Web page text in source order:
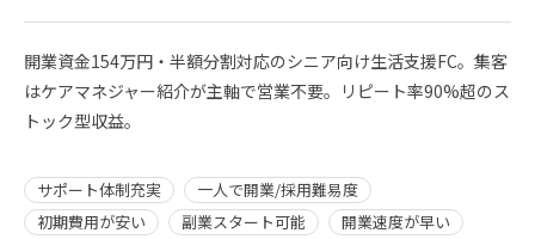
開業資金154万円・半額分割対応のシニア向け生活支援FC。集客
はケアマネジャー紹介が主軸で営業不要。リピート率90%超のス
トック型収益。
サポート体制充実
一人で開業/採用難易度
初期費用が安い
副業スタート可能 開業速度が早い